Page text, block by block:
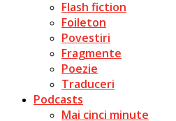
Flash fiction
Foileton
Povestiri
Fragmente
Poezie
Traduceri
Podcasts
Mai cinci minute